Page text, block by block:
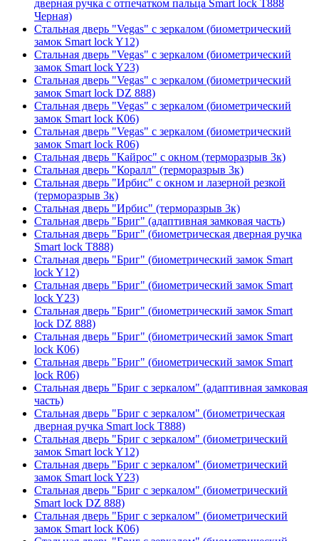
дверная ручка с отпечатком пальца Smart lock T888
Черная)
Стальная дверь "Vegas" с зеркалом (биометрический
замок Smart lock Y12)
Стальная дверь "Vegas" с зеркалом (биометрический
замок Smart lock Y23)
Стальная дверь "Vegas" с зеркалом (биометрический
замок Smart lock DZ 888)
Стальная дверь "Vegas" с зеркалом (биометрический
замок Smart lock К06)
Стальная дверь "Vegas" с зеркалом (биометрический
замок Smart lock R06)
Стальная дверь "Кайрос" с окном (терморазрыв 3к)
Стальная дверь "Коралл" (терморазрыв 3к)
Стальная дверь "Ирбис" с окном и лазерной резкой
(терморазрыв 3к)
Стальная дверь "Ирбис" (терморазрыв 3к)
Стальная дверь "Бриг" (адаптивная замковая часть)
Стальная дверь "Бриг" (биометрическая дверная ручка
Smart lock T888)
Стальная дверь "Бриг" (биометрический замок Smart
lock Y12)
Стальная дверь "Бриг" (биометрический замок Smart
lock Y23)
Стальная дверь "Бриг" (биометрический замок Smart
lock DZ 888)
Стальная дверь "Бриг" (биометрический замок Smart
lock К06)
Стальная дверь "Бриг" (биометрический замок Smart
lock R06)
Стальная дверь "Бриг с зеркалом" (адаптивная замковая
часть)
Стальная дверь "Бриг с зеркалом" (биометрическая
дверная ручка Smart lock T888)
Стальная дверь "Бриг с зеркалом" (биометрический
замок Smart lock Y12)
Стальная дверь "Бриг с зеркалом" (биометрический
замок Smart lock Y23)
Стальная дверь "Бриг с зеркалом" (биометрический
Smart lock DZ 888)
Стальная дверь "Бриг с зеркалом" (биометрический
замок Smart lock К06)